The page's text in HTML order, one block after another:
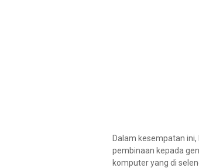
Dalam kesempatan
pembinaan kepada
komputer yang di